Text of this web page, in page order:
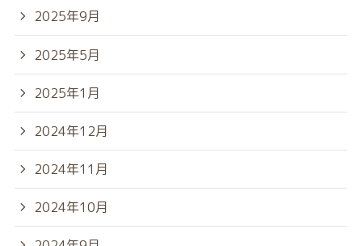
2025年9月
2025年5月
2025年1月
2024年12月
2024年11月
2024年10月